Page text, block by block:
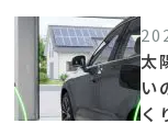
太
い
く